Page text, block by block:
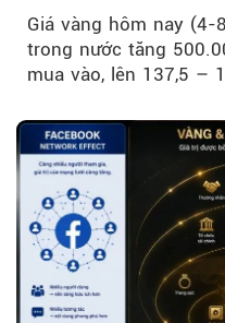
Giá vàng hôm nay (4-
trong nước tăng
mua vào, lên 137,5 –
trì trên ngưỡng 4.000